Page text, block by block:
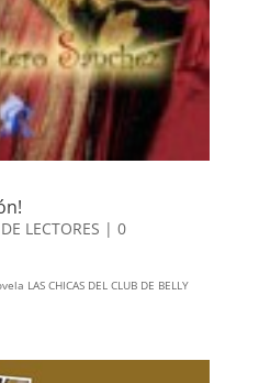
LECTORES | 0
LAS CHICAS DEL CLUB DE BELLY